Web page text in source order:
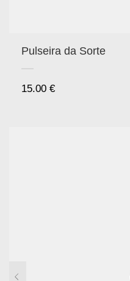
Pulseira da Sorte
15.00 €